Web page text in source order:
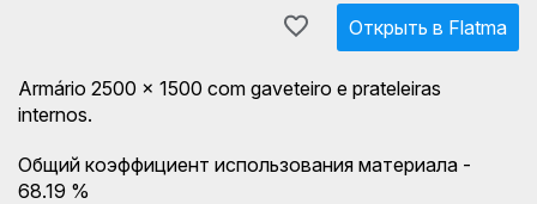
Открыть в Flatma
Armário 2500 x 1500 com gaveteiro e prateleiras
internos.
Общий коэффициент использования материала -
68.19 %